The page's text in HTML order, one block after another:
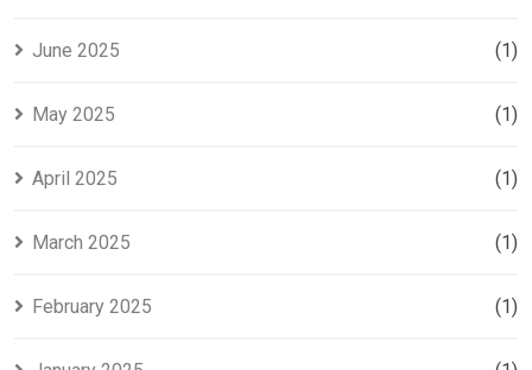
June 2025 (1)
May 2025 (1)
April 2025 (1)
March 2025 (1)
February 2025 (1)